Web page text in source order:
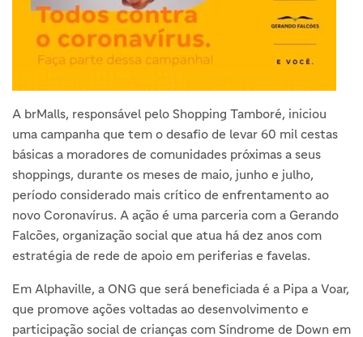
A brMalls, responsável pelo Shopping Tamboré, iniciou
uma campanha que tem o desafio de levar 60 mil cestas
básicas a moradores de comunidades próximas a seus
shoppings, durante os meses de maio, junho e julho,
período considerado mais crítico de enfrentamento ao
novo Coronavírus. A ação é uma parceria com a Gerando
Falcões, organização social que atua há dez anos com
estratégia de rede de apoio em periferias e favelas.
Em Alphaville, a ONG que será beneficiada é a Pipa a Voar,
que promove ações voltadas ao desenvolvimento e
participação social de crianças com Síndrome de Down em